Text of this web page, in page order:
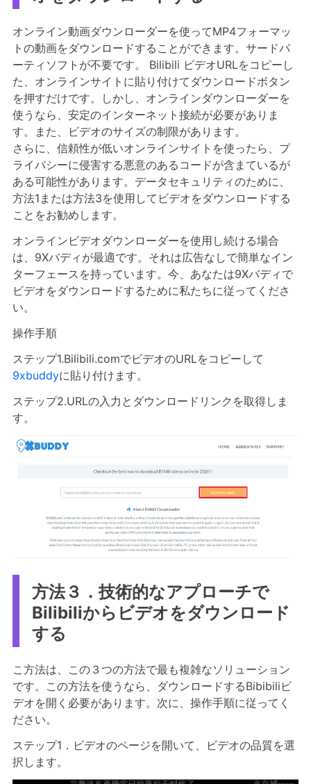
オンライン動画ダウンローダーを使ってMP4フォーマッ
トの動画をダウンロードすることができます。サードパ
ーティソフトが不要です。 Bilibili ビデオURLをコピーし
た、オンラインサイトに貼り付けてダウンロードボタン
を押すだけです。しかし、オンラインダウンローダーを
使うなら、安定のインターネット接続が必要がありま
す。また、ビデオのサイズの制限があります。
さらに、信頼性が低いオンラインサイトを使ったら、プ
ライバシーに侵害する悪意のあるコードが含まているが
ある可能性があります。データセキュリティのために、
方法1または方法3を使用してビデオをダウンロードする
ことをお勧めします。
オンラインビデオダウンローダーを使用し続ける場合
は、9Xバディが最適です。それは広告なしで簡単なイン
ターフェースを持っています。今、あなたは9Xバディで
ビデオをダウンロードするために私たちに従ってくださ
い。
操作手順
ステップ1.Bilibili.comでビデオのURLをコピーして
9xbuddyに貼り付けます。
ステップ2.URLの入力とダウンロードリンクを取得しま
す。
方法３．技術的なアプローチで
Bilibiliからビデオをダウンロード
する
こ方法は、この３つの方法で最も複雑なソリューション
です。この方法を使うなら、ダウンロードするBibibiliビ
デオを開く必要があります。次に、操作手順に従ってく
ださい。
ステップ1．ビデオのページを開いて、ビデオの品質を選
択します。